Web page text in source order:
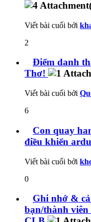
Viết bài cuối bởi
2
Điểm danh
Thơ!
Viết bài cuối bởi
6
Con quay
điều khiển
Viết bài cuối bởi
0
Ghi nhớ &
bạn/thành viên